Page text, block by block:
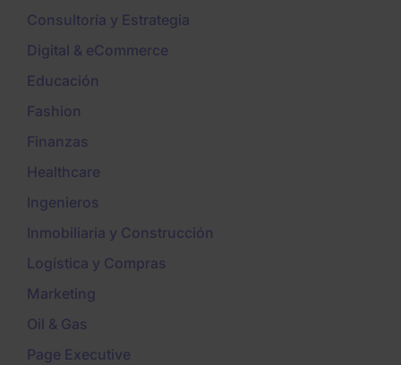
Consultoría y Estrategia
Digital & eCommerce
Educación
Fashion
Finanzas
Healthcare
Ingenieros
Inmobiliaria y Construcción
Logística y Compras
Marketing
Oil & Gas
Page Executive